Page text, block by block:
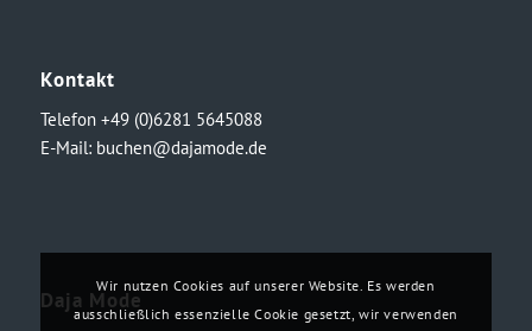
Kontakt
Telefon +49 (0)6281 5645088
E-Mail: buchen@dajamode.de
Daja Mode
Wir nutzen Cookies auf unserer Website. Es werden
ausschließlich essenzielle Cookie gesetzt, wir verwenden